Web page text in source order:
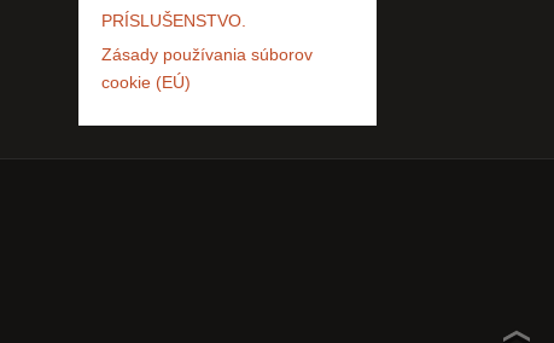
PRÍSLUŠENSTVO.
Zásady používania súborov
cookie (EÚ)